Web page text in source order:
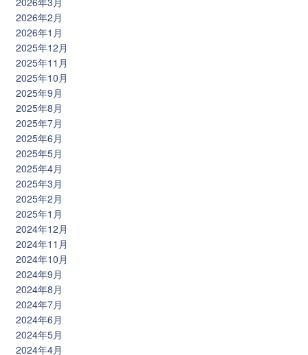
2026年2月
2026年1月
2025年12月
2025年11月
2025年10月
2025年9月
2025年8月
2025年7月
2025年6月
2025年5月
2025年4月
2025年3月
2025年2月
2025年1月
2024年12月
2024年11月
2024年10月
2024年9月
2024年8月
2024年7月
2024年6月
2024年5月
2024年4月